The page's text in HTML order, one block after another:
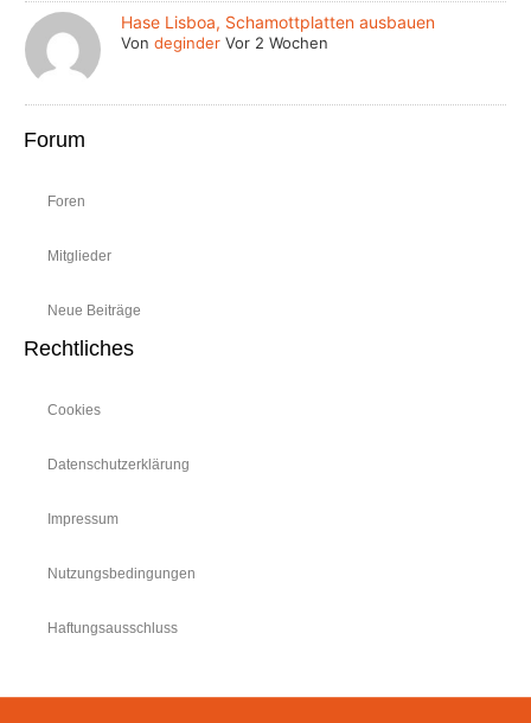
Hase Lisboa, Schamottplatten ausbauen
Vondeginder Vor 2 Wochen
Forum
Foren
Mitglieder
Neue Beiträge
Rechtliches
Cookies
Datenschutzerklärung
Impressum
Nutzungsbedingungen
Haftungsausschluss